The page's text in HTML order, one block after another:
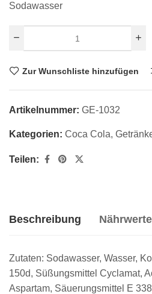
Sodawasser
Zur Wunschliste hinzufügen
Artikelnummer: GE-1032
Kategorien: Coca Cola,
Teilen:
Beschreibung Nährwerte
Zutaten: Sodawasser, Wasser,
150d, Süßungsmittel Cyclamat,
Aspartam, Säuerungsmittel E